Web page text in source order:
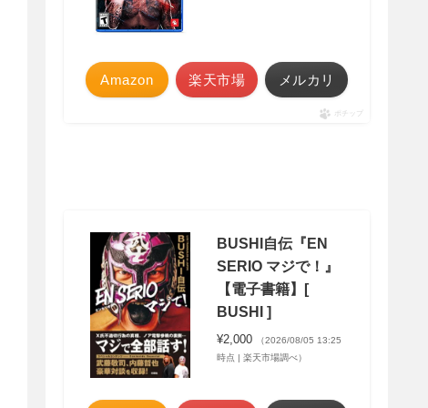
Amazon 楽天市場 メルカリ
ポチップ
BUSHI自伝『EN
SERIO マジで！』
【電子書籍】[
BUSHI ]
¥2,000
（2026/08/05 13:25
時点 | 楽天市場調べ）